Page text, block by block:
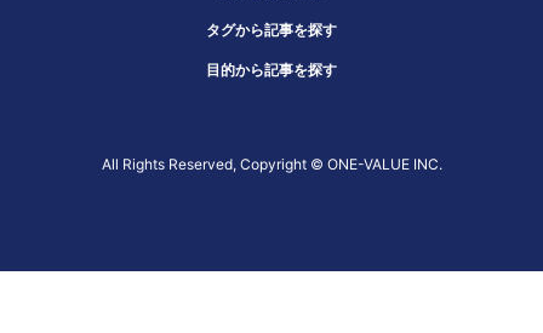
タグから記事を探す
目的から記事を探す
All Rights Reserved, Copyright ©︎ ONE-VALUE INC.